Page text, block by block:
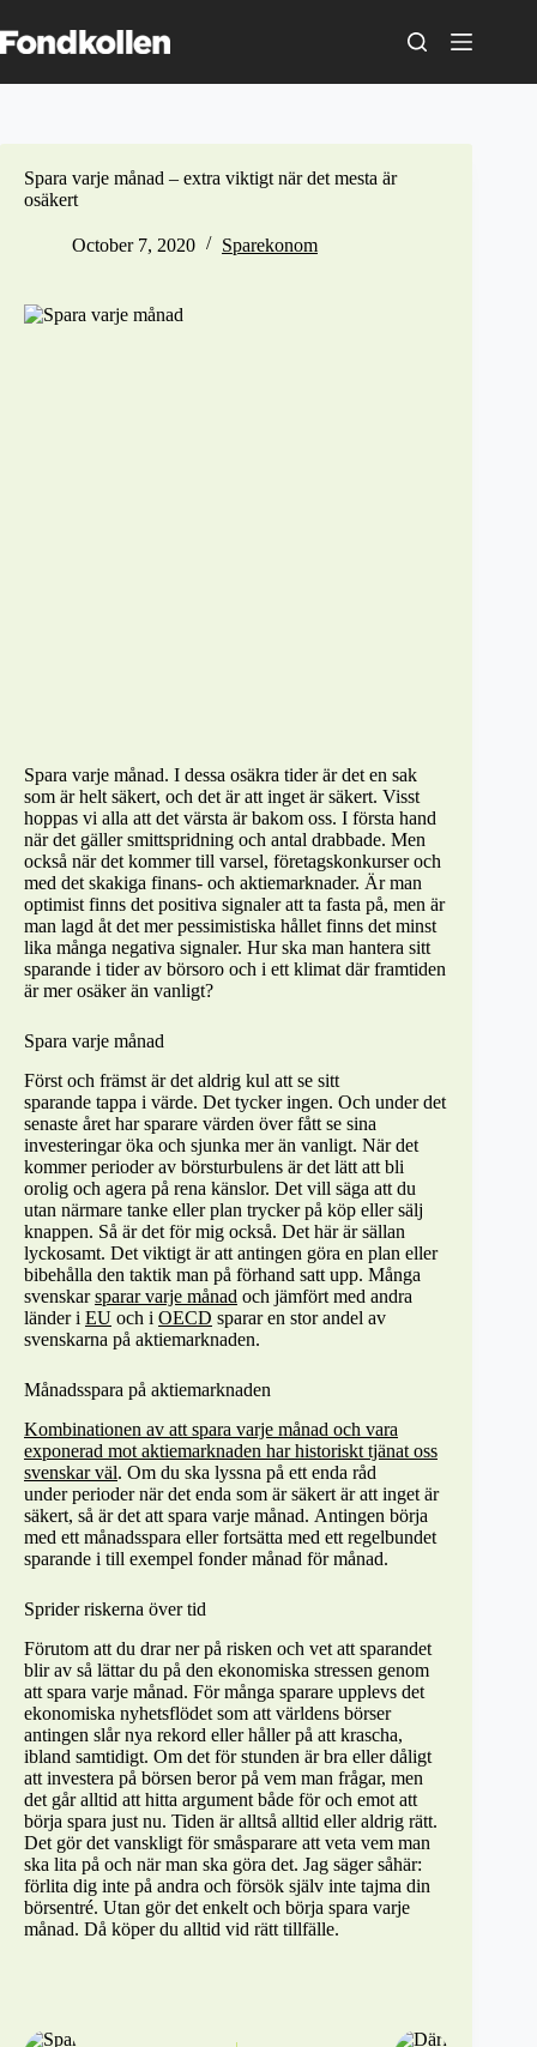
to
content
Spara varje månad – extra viktigt när det mesta är
osäkert
October 7, 2020 Sparekonom
Spara varje månad. I dessa osäkra tider är det en sak
som ärhelt säkert, och det är att inget är säkert. Visst
hoppas vi alla att det värsta är bakom oss. I första hand
när det gäller smittspridning och antal drabbade. Men
också när det kommer till varsel, företagskonkurser och
med det skakiga finans- och aktiemarknader. Är man
optimist finns det positiva signaler att ta fasta på, men är
man lagd åt det mer pessimistiska hållet finns det minst
lika många negativa signaler. Hur ska man hantera sitt
sparande i tider av börsoro och i ett klimat där framtiden
är mer osäker än vanligt?
Spara varje månad
Först och främst är det aldrig kul att se sitt
sparande tappa i värde. Det tycker ingen. Och under det
senaste året har sparare värden över fått se sina
investeringaröka och sjunka mer än vanligt. När det
kommer perioder av börsturbulens är det lätt att bli
orolig och agera på rena känslor. Det vill säga att du
utan närmare tanke eller plan trycker på köp eller sälj
knappen. Så är det för mig också. Det här är sällan
lyckosamt. Det viktigt är att antingen göra en plan eller
bibehålla den taktik man på förhand satt upp. Många
svenskarsparar varje månad och jämfört med andra
länder i EU och i OECD sparar en stor andel av
svenskarna på aktiemarknaden.
Månadsspara på aktiemarknaden
Kombinationen av att spara varje månad och vara
exponerad mot aktiemarknaden har historiskt tjänat oss
svenskar väl. Om du ska lyssna på ett enda råd
underperioder när det enda som är säkert är att inget är
säkert, så ärdet att spara varje månad. Antingen börja
med ett månadsspara eller fortsätta med ett regelbundet
sparande i till exempel fonder månad för månad.
Sprider riskerna över tid
Förutom att du drar ner på risken och vet att sparandet
blir av så lättar du på den ekonomiska stressen genom
att spara varje månad. För många sparare upplevs det
ekonomiska nyhetsflödet som att världens börser
antingen slår nya rekord eller håller på att krascha,
ibland samtidigt. Om det för stunden är bra eller dåligt
att investera på börsen beror på vem man frågar, men
det går alltid att hitta argument både för och emot att
börja spara just nu. Tiden är alltså alltid eller aldrig rätt.
Det gör det vanskligt för småsparare att veta vem man
ska lita på och när man ska göra det. Jag säger såhär:
förlita dig inte på andra och försök själv inte tajma din
börsentré. Utan gör det enkelt och börja spara varje
månad. Då köper du alltid vid rätt tillfälle.